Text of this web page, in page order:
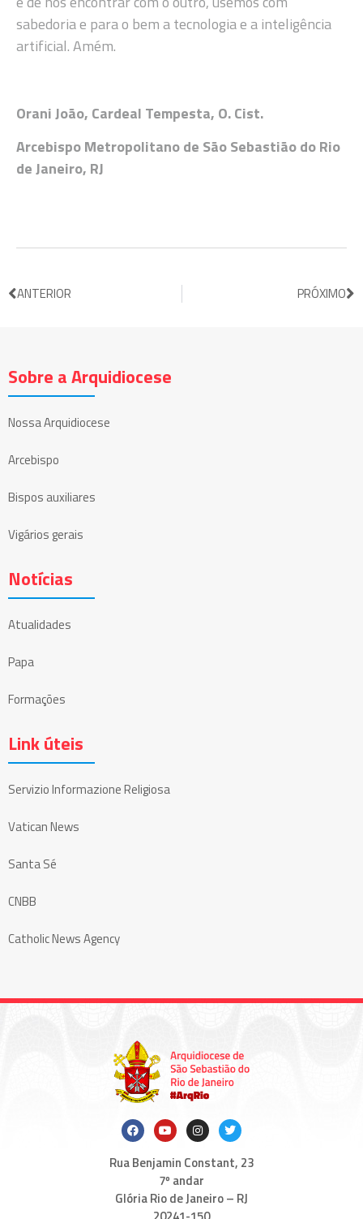
sabedoria e para o bem a tecnologia e a inteligência
artificial. Amém.
Orani João, Cardeal Tempesta, O. Cist.
Arcebispo Metropolitano de São Sebastião do Rio
de Janeiro, RJ
ANTERIOR PRÓXIMO
Sobre a Arquidiocese
Nossa Arquidiocese
Arcebispo
Bispos auxiliares
Vigários gerais
Notícias
Atualidades
Papa
Formações
Link úteis
Servizio Informazione Religiosa
Vatican News
Santa Sé
CNBB
Catholic News Agency
Rua Benjamin Constant, 23
7º andar
Glória Rio de Janeiro – RJ